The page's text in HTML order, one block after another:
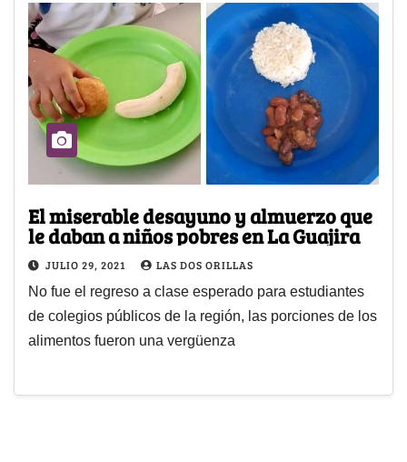
El miserable desayuno y almuerzo que
le daban a niños pobres en La Guajira
JULIO 29, 2021 LAS DOS ORILLAS
No fue el regreso a clase esperado para estudiantes
de colegios públicos de la región, las porciones de los
alimentos fueron una vergüenza